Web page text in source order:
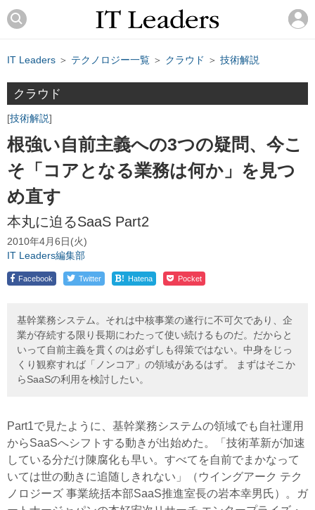
IT Leaders ＞ テクノロジー一覧 ＞ クラウド ＞ 技術解説
クラウド
技術解説
根強い自前主義への3つの疑問、今こ
そ「コアとなる業務は何か」を見つ
め直す
本丸に迫るSaaS Part2
2010年4月6日(火)
IT Leaders編集部
Facebook Twitter ! Hatena Pocket
基幹業務システム。それは中核事業の遂行に不可欠であり、企
業が存続する限り長期にわたって使い続けるものだ。だからと
いって自前主義を貫くのは必ずしも得策ではない。中身をじっ
くり観察すれば「ノンコア」の領域があるはず。 まずはそこか
らSaaSの利用を検討したい。
Part1で見たように、基幹業務システムの領域でも自社運用
からSaaSへシフトする動きが出始めた。「技術革新が加速
している分だけ陳腐化も早い。すべてを自前でまかなって
いては世の動きに追随しきれない」（ウイングアーク テク
ノロジーズ 事業統括本部SaaS推進室長の岩本幸男氏）。ガ